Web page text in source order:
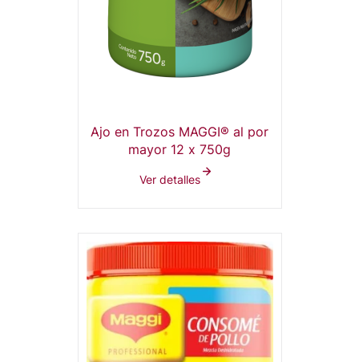
Ajo en Trozos MAGGI® al por
mayor 12 x 750g
Ver detalles